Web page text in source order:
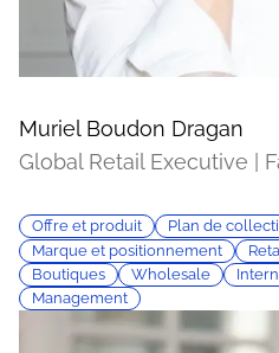
Muriel Boudon Dragan
Global Retail Executive |
Offre et produit Plan de
Marque et positionnement
Boutiques
Wholesale
Management